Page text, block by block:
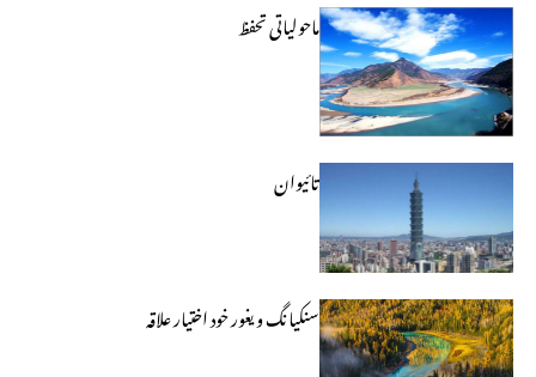
ماحولیاتی تحفظ
تائیوان
سنکیانگ ویغور خود اختیار علاقہ